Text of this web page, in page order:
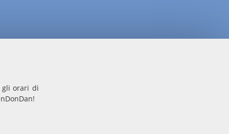
gli orari di